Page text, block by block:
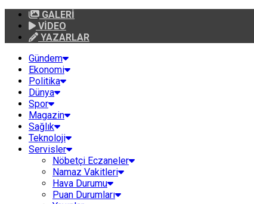
GALERİ
VİDEO
YAZARLAR
Gündem
Ekonomi
Politika
Dünya
Spor
Magazin
Sağlık
Teknoloji
Servisler
Nöbetçi Eczaneler
Namaz Vakitleri
Hava Durumu
Puan Durumları